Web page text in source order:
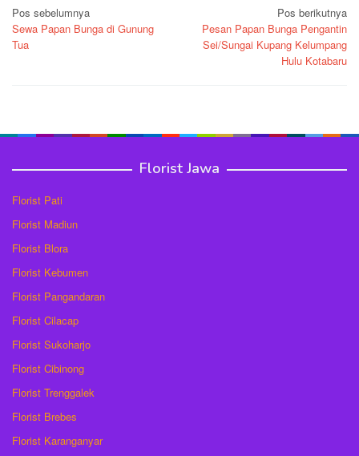
Navigasi
pos
Pos sebelumnya
Sewa Papan Bunga di Gunung
Tua
Pos berikutnya
Pesan Papan Bunga Pengantin
Sei/Sungai Kupang Kelumpang
Hulu Kotabaru
Florist Jawa
Florist Pati
Florist Madiun
Florist Blora
Florist Kebumen
Florist Pangandaran
Florist Cilacap
Florist Sukoharjo
Florist Cibinong
Florist Trenggalek
Florist Brebes
Florist Karanganyar